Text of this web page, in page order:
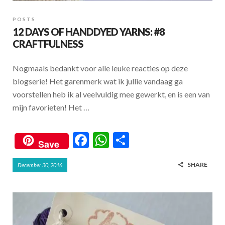
POSTS
12 DAYS OF HANDDYED YARNS: #8
CRAFTFULNESS
Nogmaals bedankt voor alle leuke reacties op deze
blogserie! Het garenmerk wat ik jullie vandaag ga
voorstellen heb ik al veelvuldig mee gewerkt, en is een van
mijn favorieten! Het …
Save
F
b
o
o
W
s
A
p
e
December 30, 2016 SHARE